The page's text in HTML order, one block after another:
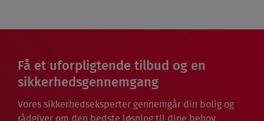
Få et uforpligtende tilbud og en
sikkerhedsgennemgang
Vores sikkerhedseksperter gennemgår din bolig og
rådgiver om den bedste løsning til dine behov.